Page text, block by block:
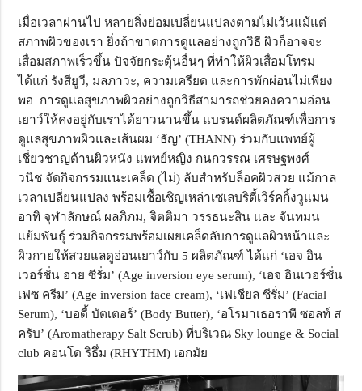
เมื่อเวลาผ่านไป หลายสิ่งย่อมเปลี่ยนแปลงตามไม่เว้นแม้แต่
สภาพผิวของเรา ยิ่งถ้าขาดการดูแลอย่างถูกวิธี ผิวก็อาจจะ
เสื่อมสภาพเร็วขึ้น ปัจจัยกระตุ้นอื่นๆ ที่ทำให้ผิวเสื่อมโทรม
ได้แก่ รังสียูวี, มลภาวะ, ความเครียด และการพักผ่อนไม่เพียง
พอ การดูแลสุขภาพผิวอย่างถูกวิธีสามารถช่วยคงความอ่อน
เยาว์ให้คงอยู่กับเราได้ยาวนานขึ้น แบรนด์ผลิตภัณฑ์เพื่อการ
ดูแลสุขภาพผิวและเส้นผม ‘ธัญ’ (THANN) ร่วมกับแพทย์ผู้
เชี่ยวชาญด้านผิวหนัง แพทย์หญิง กนกวรรณ เศรษฐพงศ์
วนิช จัดกิจกรรมแนะเคล็ด (ไม่) ลับสำหรับล็อคผิวสวย แม้กาล
เวลาเปลี่ยนแปลง พร้อมเชื้อเชิญเหล่าเซเลบริตี้เวิร์คกิ้งวูแมน
อาทิ จุฬาลักษณ์ ผลภิภม, จิตติมา วรรธนะสิน และ จันทมน
แย้มพันธุ์ ร่วมกิจกรรมพร้อมเผยเคล็ดลับการดูแลผิวหน้าและ
ผิวกายให้สวยแลดูอ่อนเยาว์กับ5 ผลิตภัณฑ์ ได้แก่ ‘เอจ อิน
เวอร์ชั่น อาย ซีรั่ม’ (Age inversion eye serum), ‘เอจ อินเวอร์ชั่น
เฟซ ครีม’ (Age inversion face cream), ‘เฟเชียล ซีรั่ม’ (Facial
Serum), ‘บอดี้ บัตเตอร์’ (Body Butter), ‘อโรมาเธอราพี ซอลท์ ส
ครับ’ (Aromatherapy Salt Scrub)ที่บริเวณ Sky lounge & Social
club คอนโด ริธึ่ม(RHYTHM) เอกมัย